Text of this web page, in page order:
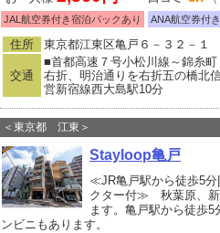
JAL航空券付き宿泊パックあり ANA航空券付
住所 東京都江東区亀戸６－３２－１
交通
■首都高速７号小松川線～錦糸
右折、明治通りを右折五の橋北
営新宿線西大島駅10分
＜東京都 江東＞
Stayloop亀戸
≪JR亀戸駅から徒歩5分
クター付≫ 秋葉原、新
ます。亀戸駅から徒歩5
ンビニもあります。